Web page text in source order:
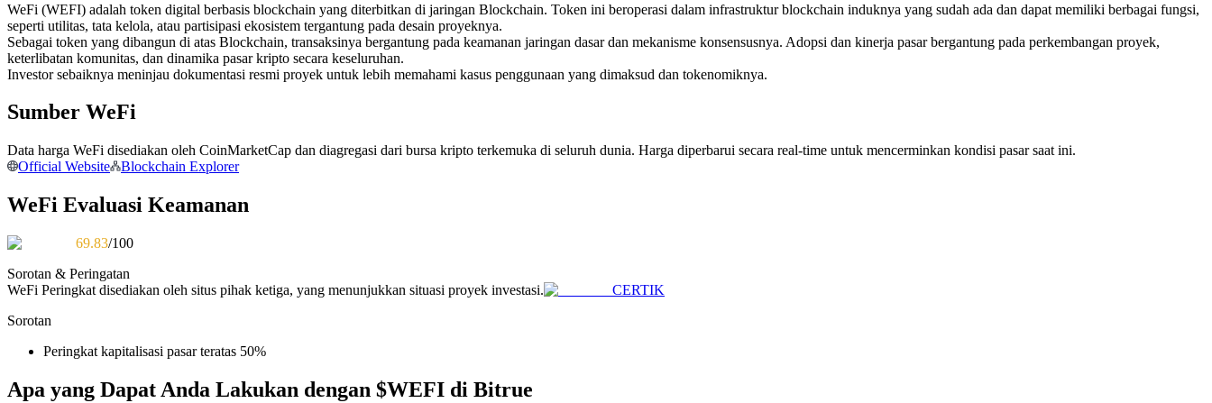
Copy Trading
Bergabunglah dengan pedagang top
Menjadi Pedagang Salinan
WeFi (WEFI) adalah token digital berbasis blockchain yang diterbitkan di jaringan Blockchain. Token ini beroperasi dalam infrastruktur blockchain induknya yang sudah ada dan dapat memiliki berbagai fungsi,
seperti utilitas, tata kelola, atau partisipasi ekosistem tergantung pada desain proyeknya.
Sebagai token yang dibangun di atas Blockchain, transaksinya bergantung pada keamanan jaringan dasar dan mekanisme konsensusnya. Adopsi dan kinerja pasar bergantung pada perkembangan proyek,
keterlibatan komunitas, dan dinamika pasar kripto secara keseluruhan.
Investor sebaiknya meninjau dokumentasi resmi proyek untuk lebih memahami kasus penggunaan yang dimaksud dan tokenomiknya.
Sumber WeFi
Data harga WeFi disediakan oleh CoinMarketCap dan diagregasi dari bursa kripto terkemuka di seluruh dunia. Harga diperbarui secara real-time untuk mencerminkan kondisi pasar saat ini.
Official Website
Blockchain Explorer
WeFi Evaluasi Keamanan
69.83/100
Sorotan & Peringatan
WeFi Peringkat disediakan oleh situs pihak ketiga, yang menunjukkan situasi proyek investasi.
CERTIK
Sorotan
Peringkat kapitalisasi pasar teratas 50%
Apa yang Dapat Anda Lakukan dengan $WEFI di Bitrue